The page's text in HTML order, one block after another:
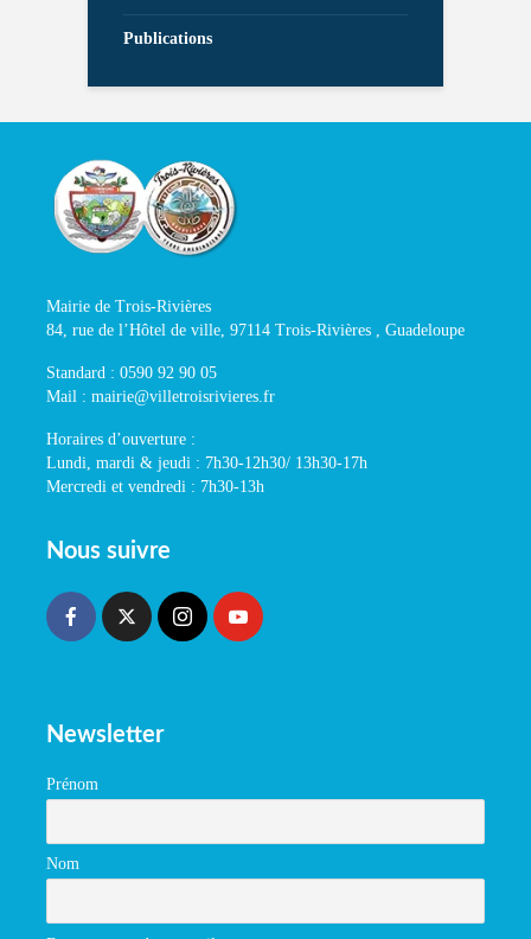
Publications
Mairie de Trois-Rivières
84, rue de l’Hôtel de ville, 97114 Trois-Rivières , Guadeloupe
Standard : 0590 92 90 05
Mail : mairie@villetroisrivieres.fr
Horaires d’ouverture :
Lundi, mardi & jeudi : 7h30-12h30/ 13h30-17h
Mercredi et vendredi : 7h30-13h
Nous suivre
Newsletter
Prénom
Nom